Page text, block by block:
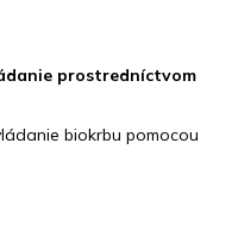
prostredníctvom
biokrbu pomocou